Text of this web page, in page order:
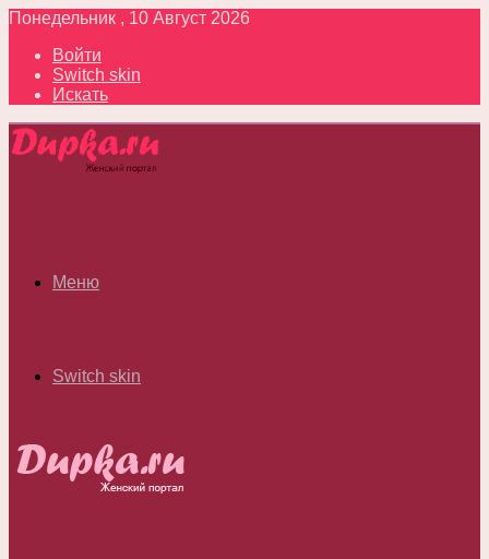
Понедельник , 10 Август 2026
Войти
Switch skin
Искать
Меню
Switch skin